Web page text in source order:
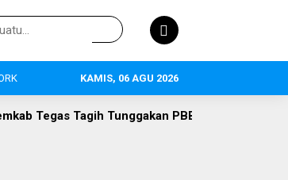
KAMIS, 06 AGU 2026
PBB PT WIKA Rp8,4 Miliar, Komisi II: